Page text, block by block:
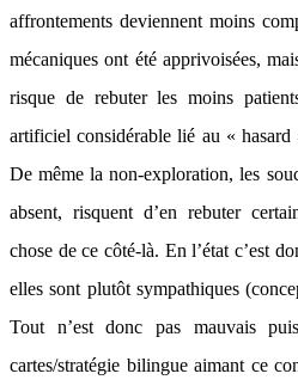
affrontements deviennent moins
mécaniques ont été apprivoisées,
risque de rebuter les moins
artificiel considérable lié au «
De même la non-exploration, les
absent, risquent d’en rebuter
chose de ce côté-là. En l’état c’est
elles sont plutôt sympathiques
Tout n’est donc pas mauvais
cartes/stratégie bilingue aimant ce